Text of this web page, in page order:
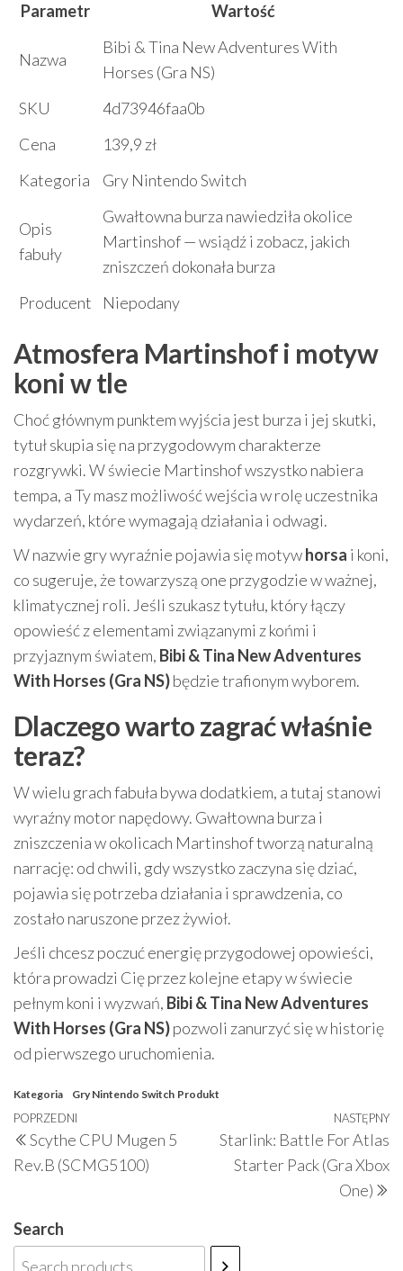
Parametr
Wartość
Nazwa
Bibi & Tina New Adventures With
Horses (Gra NS)
SKU
4d73946faa0b
Cena
139,9 zł
Kategoria
Gry Nintendo Switch
Opis
fabuły
Gwałtowna burza nawiedziła okolice
Martinshof — wsiądź i zobacz, jakich
zniszczeń dokonała burza
Producent
Niepodany
Atmosfera Martinshof i motyw
koni w tle
Choć głównym punktem wyjścia jest burza i jej skutki,
tytuł skupia się na przygodowym charakterze
rozgrywki. W świecie Martinshof wszystko nabiera
tempa, a Ty masz możliwość wejścia w rolę uczestnika
wydarzeń, które wymagają działania i odwagi.
W nazwie gry wyraźnie pojawia się motywhorsa i koni,
co sugeruje, że towarzyszą one przygodzie w ważnej,
klimatycznej roli. Jeśli szukasz tytułu, który łączy
opowieść z elementami związanymi z końmi i
przyjaznym światem, Bibi & Tina New Adventures
With Horses (Gra NS)będzie trafionym wyborem.
Dlaczego warto zagrać właśnie
teraz?
W wielu grach fabuła bywa dodatkiem, a tutaj stanowi
wyraźny motor napędowy. Gwałtowna burza i
zniszczenia w okolicach Martinshof tworzą naturalną
narrację: od chwili, gdy wszystko zaczyna się dziać,
pojawia się potrzeba działania i sprawdzenia, co
zostało naruszone przez żywioł.
Jeśli chcesz poczuć energię przygodowej opowieści,
która prowadzi Cię przez kolejne etapy w świecie
pełnym koni i wyzwań, Bibi & Tina New Adventures
With Horses (Gra NS)pozwoli zanurzyć się w historię
od pierwszego uruchomienia.
Kategoria Gry Nintendo Switch Produkt
Nawigacja
wpisu
Poprzedni
wpis
POPRZEDNI
Scythe CPU Mugen 5
Rev.B (SCMG5100)
NASTĘPNY
Starlink: Battle For Atlas
Starter Pack (Gra Xbox
One)
Search